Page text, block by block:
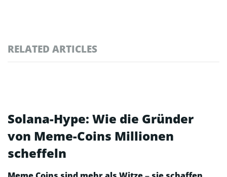
RELATED ARTICLES
Solana-Hype: Wie die Gründer
von Meme-Coins Millionen
scheffeln